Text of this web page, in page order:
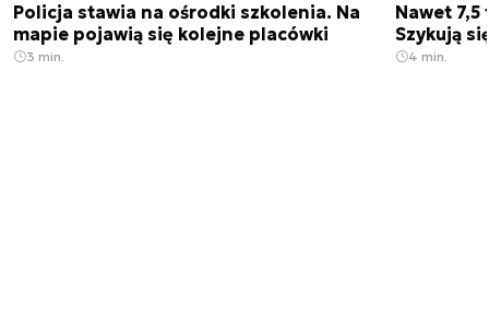
Policja stawia na ośrodki szkolenia. Na
mapie pojawią się kolejne placówki
3 min.
Nawet
Szykują
4 min.